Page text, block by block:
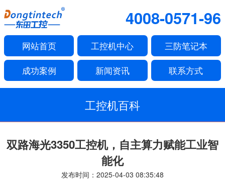
4008-0571-96
网站首页 工控机中心 三防笔记本
成功案例 新闻资讯 联系方式
工控机百科
双路海光3350工控机，自主算力赋能工业智
能化
发布时间：2025-04-03 08:35:48